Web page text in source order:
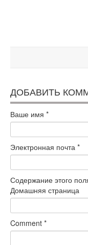
ДОБАВИТЬ
Ваше имя *
Электронная почта *
Содержание этого
Домашняя страница
Comment *